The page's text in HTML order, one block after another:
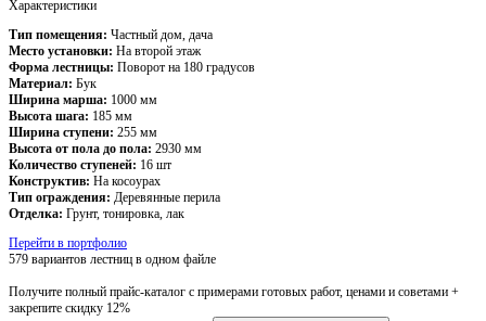
Характеристики
Тип помещения: Частный дом, дача
Место установки: На второй этаж
Форма лестницы: Поворот на 180 градусов
Материал: Бук
Ширина марша: 1000 мм
Высота шага: 185 мм
Ширина ступени: 255 мм
Высота от пола до пола: 2930 мм
Количество ступеней: 16 шт
Конструктив: На косоурах
Тип ограждения: Деревянные перила
Отделка: Грунт, тонировка, лак
Перейти в портфолио
579 вариантов лестниц в одном файле
Получите полный прайс-каталог с примерами готовых работ, ценами и советами +
закрепите скидку 12%